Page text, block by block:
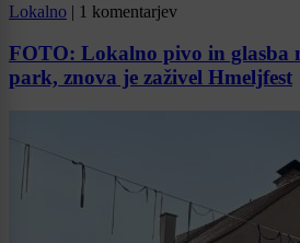
Lokalno | 1 komentarjev
FOTO: Lokalno pivo in glasba
park, znova je zaživel Hmeljfest